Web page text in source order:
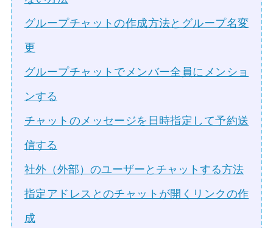
グループチャットの作成方法とグループ名変
更
グループチャットでメンバー全員にメンショ
ンする
チャットのメッセージを日時指定して予約送
信する
社外（外部）のユーザーとチャットする方法
指定アドレスとのチャットが開くリンクの作
成